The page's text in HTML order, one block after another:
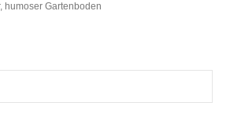
humoser Gartenboden